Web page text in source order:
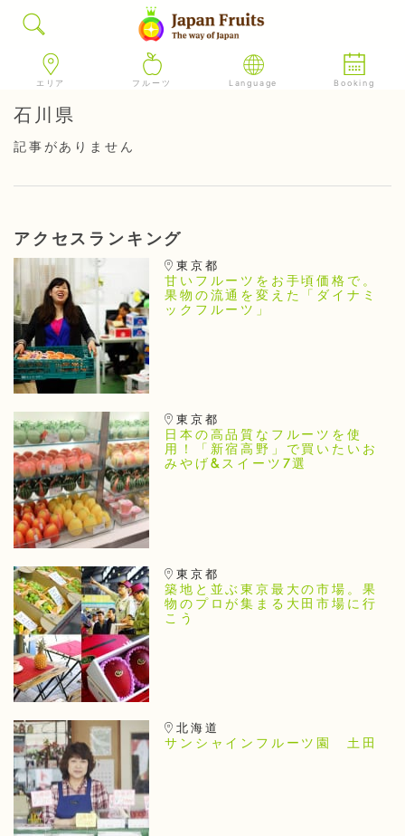
エリア フルーツ Language Booking
石川県
記事がありません
アクセスランキング
東京都
甘いフルーツをお手頃価格で。
果物の流通を変えた「ダイナミ
ックフルーツ」
東京都
日本の高品質なフルーツを使
用！「新宿高野」で買いたいお
みやげ&スイーツ7選
東京都
築地と並ぶ東京最大の市場。果
物のプロが集まる大田市場に行
こう
北海道
サンシャインフルーツ園 土田